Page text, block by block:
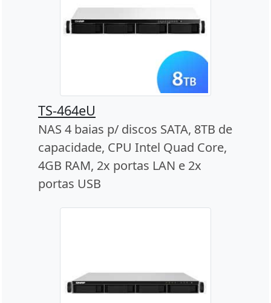
TS-464eU
NAS 4 baias p/ discos SATA, 8TB de
capacidade, CPU Intel Quad Core,
4GB RAM, 2x portas LAN e 2x
portas USB